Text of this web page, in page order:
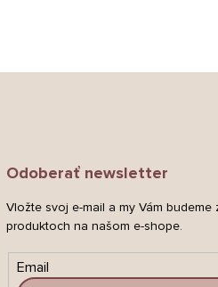
Odoberať newsletter
Vložte svoj e-mail a my Vám
produktoch na našom e-shope.
Email